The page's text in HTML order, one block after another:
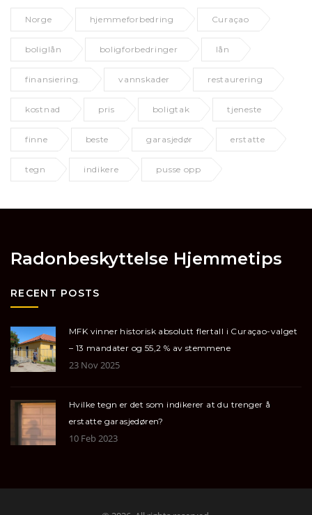
Norge hjemmeforbedring Curaçao
boliglån boligforbedringer lån
finansiering. vannskader restaurering
kostnad pris boligtak tjeneste
finne beste garasjedør erstatte
tegn indikere pusse opp
Radonbeskyttelse Hjemmetips
RECENT POSTS
MFK vinner historisk absolutt flertall i Curaçao-valget
– 13 mandater og 55,2 % av stemmene
23 Nov 2025
Hvilke tegn er det som indikerer at du trenger å
erstatte garasjedøren?
10 Feb 2023